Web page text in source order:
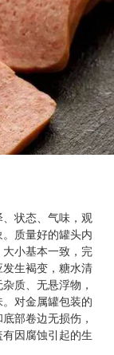
状态、气味，观
质量好的罐头内
小基本一致，完
生褐变，糖水清
质、无悬浮物，
对金属罐包装的
部卷边无损伤，
因腐蚀引起的生